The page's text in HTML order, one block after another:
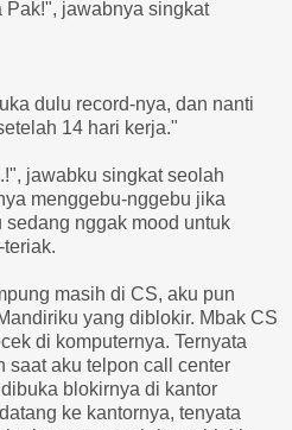
jawabnya singkat
dulu record-nya, dan nanti
14 hari kerja."
jawabku singkat seolah
menggebu-nggebu jika
nggak mood untuk
masih di CS, aku pun
yang diblokir. Mbak CS
di komputernya. Ternyata
saat aku telpon call center
blokirnya di kantor
ke kantornya, tenyata